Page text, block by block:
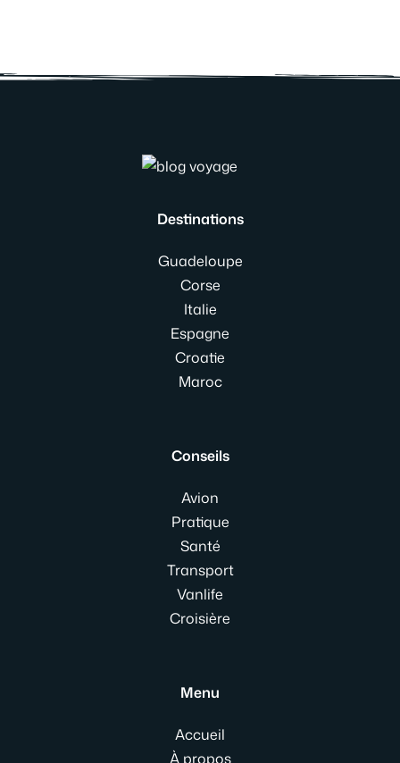
Destinations
Guadeloupe
Corse
Italie
Espagne
Croatie
Maroc
Conseils
Avion
Pratique
Santé
Transport
Vanlife
Croisière
Menu
Accueil
À propos